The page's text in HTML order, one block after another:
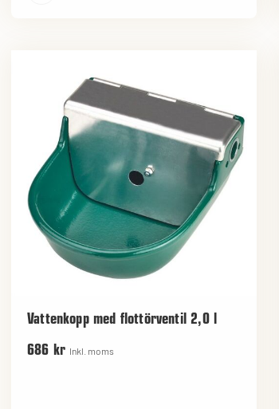
Vattenkopp med flottörventil 2,0 l
686 kr Inkl. moms